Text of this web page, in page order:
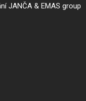
JANČA & EMAS group